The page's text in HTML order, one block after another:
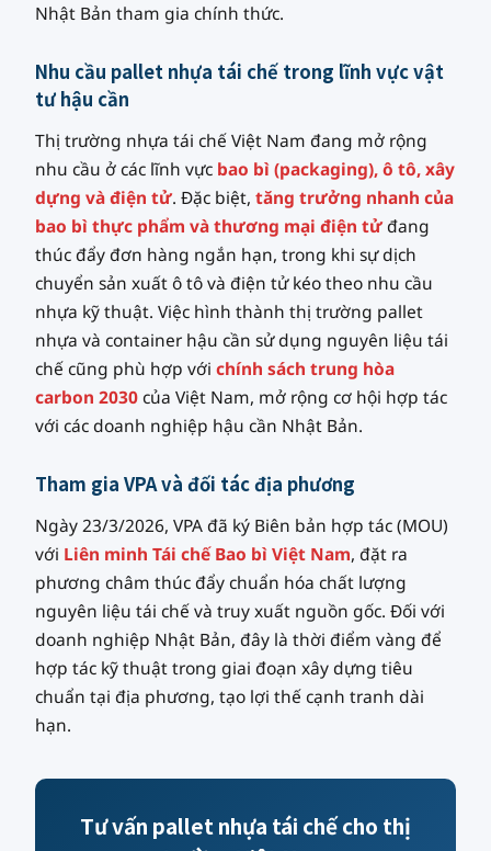
Nhật Bản tham gia chính thức.
Nhu cầu pallet nhựa tái chế trong lĩnh vực vật
tư hậu cần
Thị trường nhựa tái chế Việt Nam đang mở rộng
nhu cầu ở các lĩnh vực bao bì (packaging), ô tô, xây
dựng và điện tử. Đặc biệt, tăng trưởng nhanh của
bao bì thực phẩm và thương mại điện tửđang
thúc đẩy đơn hàng ngắn hạn, trong khi sự dịch
chuyển sản xuất ô tô và điện tử kéo theo nhu cầu
nhựa kỹ thuật. Việc hình thành thị trường pallet
nhựa và container hậu cần sử dụng nguyên liệu tái
chế cũng phù hợp với chính sách trung hòa
carbon 2030của Việt Nam, mở rộng cơ hội hợp tác
với các doanh nghiệp hậu cần Nhật Bản.
Tham gia VPA và đối tác địa phương
Ngày 23/3/2026, VPA đã ký Biên bản hợp tác (MOU)
với Liên minh Tái chế Bao bì Việt Nam, đặt ra
phương châm thúc đẩy chuẩn hóa chất lượng
nguyên liệu tái chế và truy xuất nguồn gốc. Đối với
doanh nghiệp Nhật Bản, đây là thời điểm vàng để
hợp tác kỹ thuật trong giai đoạn xây dựng tiêu
chuẩn tại địa phương, tạo lợi thế cạnh tranh dài
hạn.
Tư vấn pallet nhựa tái chế cho thị